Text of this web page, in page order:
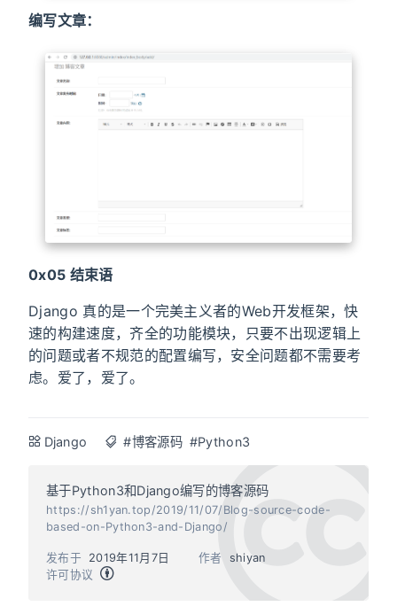
编写文章：
0x05 结束语
Django 真的是一个完美主义者的Web开发框架，快
速的构建速度，齐全的功能模块，只要不出现逻辑上
的问题或者不规范的配置编写，安全问题都不需要考
虑。爱了，爱了。
Django #博客源码 #Python3
基于Python3和Django编写的博客源码
https://sh1yan.top/2019/11/07/Blog-source-code-
based-on-Python3-and-Django/
作者 shiyan
发布于
2019年11月7日
许可协议